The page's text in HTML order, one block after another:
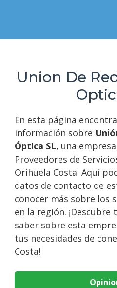
Union De
En esta página
información sobre
Óptica SL, una
Proveedores de
Orihuela Costa. Aquí
datos de contacto de
conocer más sobre los
en la región.
saber sobre esta
tus necesidades de
Costa!